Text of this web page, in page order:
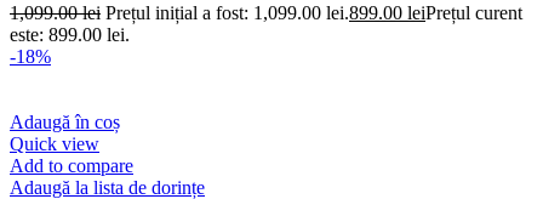
1,099.00lei Prețul inițial a fost: 1,099.00 lei.899.00 leiPrețul curent
este: 899.00 lei.
-18%
Adaugă în coș
Quick view
Add to compare
Adaugă la lista de dorințe